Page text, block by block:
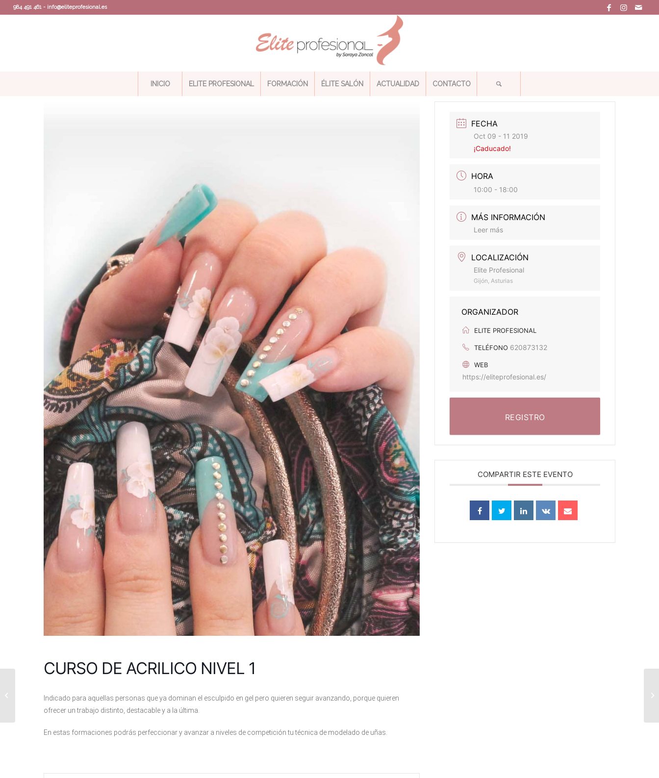
984 491 461 - info@eliteprofesional.es
INICIO ELITE PROFESIONAL FORMACIÓN ÉLITE SALÓN ACTUALIDAD CONTACTO
CURSO DE ACRILICO NIVEL 1
Indicado para aquellas personas que ya dominan el esculpido en gel pero quieren seguir avanzando, porque quieren
ofrecer un trabajo distinto, destacable y a la última.
En estas formaciones podrás perfeccionar y avanzar a niveles de competición tu técnica de modelado de uñas.
FECHA
Oct 09 - 11 2019
¡Caducado!
HORA
10:00 - 18:00
MÁS INFORMACIÓN
Leer más
LOCALIZACIÓN
Elite Profesional
Gijón, Asturias
ORGANIZADOR
ELITE PROFESIONAL
TELÉFONO 620873132
WEB
https://eliteprofesional.es/
REGISTRO
COMPARTIR ESTE EVENTO
MANICURISTA